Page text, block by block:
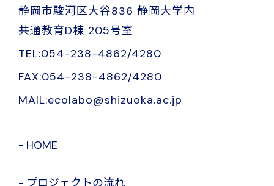
静岡市駿河区大谷836 静岡大学内
共通教育D棟 205号室
TEL:054-238-4862/4280
FAX:054-238-4862/4280
MAIL:ecolabo@shizuoka.ac.jp
HOME
プロジェクトの流れ